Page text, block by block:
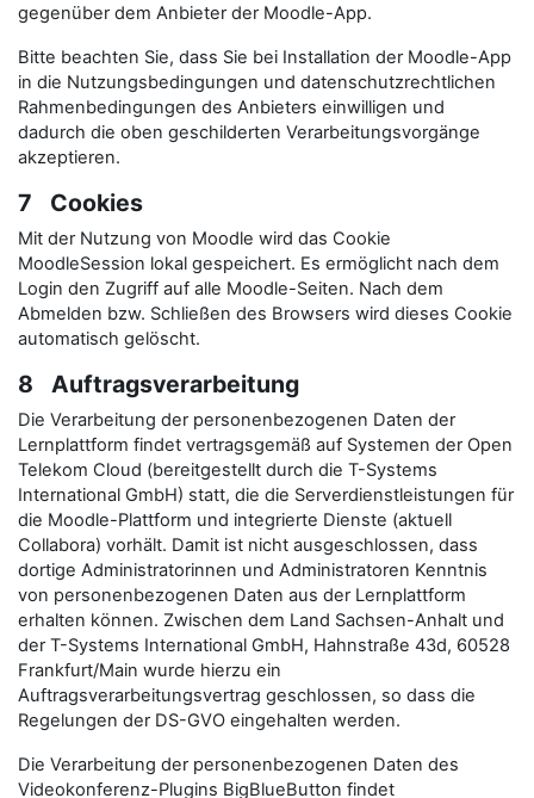
gegenüber dem Anbieter der Moodle-App.
Bitte beachten Sie, dass Sie bei Installation der Moodle-App
in die Nutzungsbedingungen und datenschutzrechtlichen
Rahmenbedingungen des Anbieters einwilligen und
dadurch die oben geschilderten Verarbeitungsvorgänge
akzeptieren.
7 Cookies
Mit der Nutzung von Moodle wird das Cookie
MoodleSession lokal gespeichert. Es ermöglicht nach dem
Login den Zugriff auf alle Moodle-Seiten. Nach dem
Abmelden bzw. Schließen des Browsers wird dieses Cookie
automatisch gelöscht.
8 Auftragsverarbeitung
Die Verarbeitung der personenbezogenen Daten der
Lernplattform findet vertragsgemäß auf Systemen der Open
Telekom Cloud (bereitgestellt durch die T-Systems
International GmbH) statt, die die Serverdienstleistungen für
die Moodle-Plattform und integrierte Dienste (aktuell
Collabora) vorhält. Damit ist nicht ausgeschlossen, dass
dortige Administratorinnen und Administratoren Kenntnis
von personenbezogenen Daten aus der Lernplattform
erhalten können. Zwischen dem Land Sachsen-Anhalt und
der T-Systems International GmbH, Hahnstraße 43d, 60528
Frankfurt/Main wurde hierzu ein
Auftragsverarbeitungsvertrag geschlossen, so dass die
Regelungen der DS-GVO eingehalten werden.
Die Verarbeitung der personenbezogenen Daten des
Videokonferenz-Plugins BigBlueButton findet